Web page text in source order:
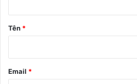
n
Tên *
Email *